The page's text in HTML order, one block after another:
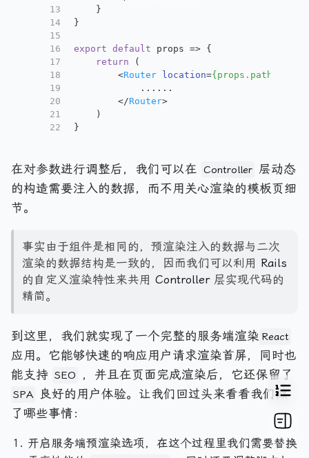
13
14
15
16
17
18
19
20
21
22
    }
}
export default props => {
return (
<Router location={props.path}
            ......
</Router>
    )
}
在对参数进行调整后，我们可以在 Controller 层动态
的构造需要注入的数据，而不用关心渲染的模板页细
节。
事实由于组件是相同的，预渲染注入的数据与二次
渲染的数据结构是一致的，因而我们可以利用 Rails
的自定义渲染特性来共用 Controller层实现代码的
精简。
到这里，我们就实现了一个完整的服务端渲染 React
应用。它能够快速的响应用户请求渲染首屏，同时也
能支持 SEO ，并且在页面完成渲染后，它还保留了
SPA
良好的用户体验。让我们回过头来看看我们做
了哪些事情：
开启服务端预渲染选项，在这个过程里我们需要替换